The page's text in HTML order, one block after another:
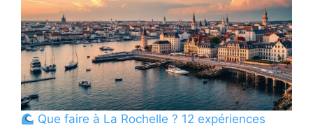
Que faire à La Rochelle ? 12 expériences